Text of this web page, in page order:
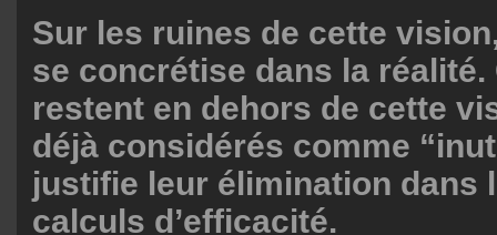
Sur les ruines de cette
se concrétise dans la réalité.
restent en dehors de cette
déjà considérés comme
justifie leur élimination dans
calculs d’efficacité.